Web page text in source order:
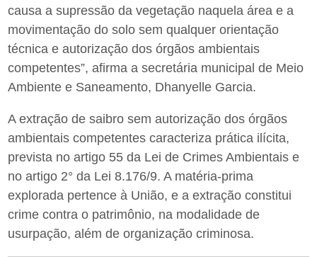
causa a supressão da vegetação naquela área e a
movimentação do solo sem qualquer orientação
técnica e autorização dos órgãos ambientais
competentes”, afirma a secretária municipal de Meio
Ambiente e Saneamento, Dhanyelle Garcia.
A extração de saibro sem autorização dos órgãos
ambientais competentes caracteriza prática ilícita,
prevista no artigo 55 da Lei de Crimes Ambientais e
no artigo 2° da Lei 8.176/9. A matéria-prima
explorada pertence à União, e a extração constitui
crime contra o patrimônio, na modalidade de
usurpação, além de organização criminosa.